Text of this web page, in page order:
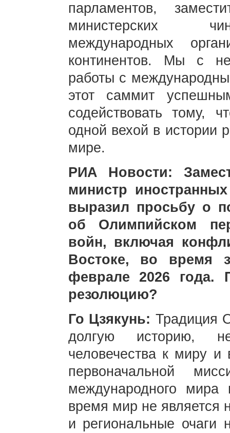
парламентов,
министерских
международных
континентов. Мы с
работы с
этот саммит
содействовать тому,
одной вехой в истории
мире.
РИА Новости:
министр
выразил просьбу о
об Олимпийском
войн, включая
Востоке, во время
феврале 2026 года.
резолюцию?
Го Цзякунь: Традиция
долгую историю,
человечества к миру и
первоначальной
международного мира
время мир не является
и региональные очаги